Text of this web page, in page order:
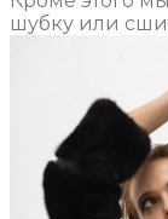
шубку или